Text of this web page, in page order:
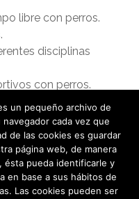
libre con perros.
disciplinas
con perros.
un pequeño archivo de
cada vez que
de las cookies es guardar
página web, de manera
ésta pueda identificarle y
en base a sus hábitos de
Las cookies pueden ser